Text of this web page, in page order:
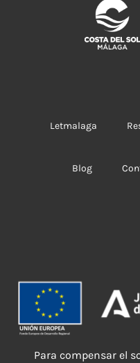
Letmalaga
Blog
Para compensar el